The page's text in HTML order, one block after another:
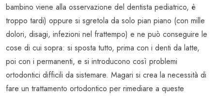
bambino viene alla osservazione del dentista pediatrico, è
troppo tardi) oppure si sgretola da solo pian piano (con mille
dolori, disagi, infezioni nel frattempo) e ne può conseguire le
cose di cui sopra: si sposta tutto, prima con i denti da latte,
poi con i permanenti, e si introducono così problemi
ortodontici difficili da sistemare. Magari si crea la necessità di
fare un trattamento ortodontico per rimediare a queste